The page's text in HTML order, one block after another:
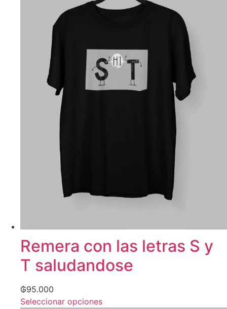
Remera con las letras S y
T saludandose
₲95.000
Seleccionar opciones